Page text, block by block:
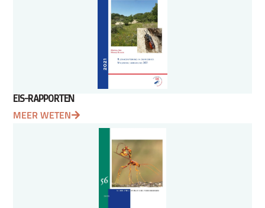
EIS-RAPPORTEN
MEER WETEN